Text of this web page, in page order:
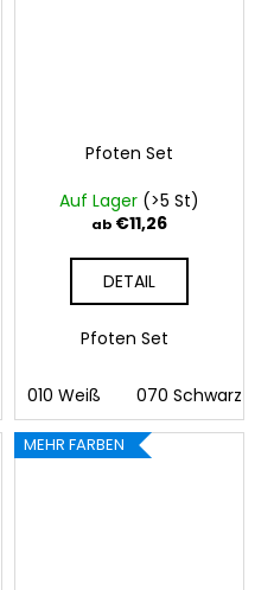
090 Silber 091 Gold
Pfoten Set
Auf Lager (>5 St)
ab €11,26
DETAIL
Pfoten Set
010 Weiß 070 Schwarz
MEHR FARBEN